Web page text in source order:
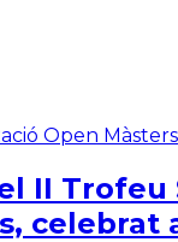
Open Màsters
II
celebrat